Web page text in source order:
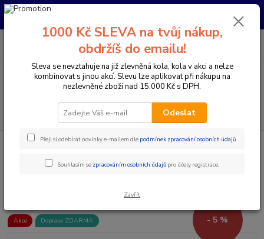
Pro nachystání kola / doplňků na prodejně si prosím zavolejte dopředu.
Menu
CZK
PO-PÁ 10:00-17:00 | SO: 9:00-12:00
Doplňky a helmy Cyklistické helmy Integrální helmy
- HELMA FIALOVÁ
Akce Doprava ZDARMA - 5 %
1000 Kč SLEVA na tvůj nákup,
obdržíš do emailu!
Sleva se nevztahuje na již zlevněná kola, kola v akci a nelze
kombinovat s jinou akcí. Slevu lze aplikovat při nákupu na
nezlevněné zboží nad 15.000 Kč s DPH.
Odeslat
Přeji si odebírat novinky e-mailem dle podmínek zpracování osobních údajů.
Souhlasím se zpracováním osobních údajů pro účely registrace.
Zavřít